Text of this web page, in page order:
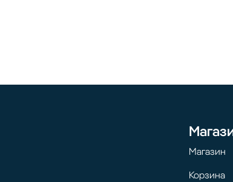
Магазин
Корзина